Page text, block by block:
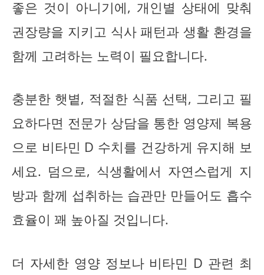
좋은 것이 아니기에, 개인별 상태에 맞춰
권장량을 지키고 식사 패턴과 생활 환경을
함께 고려하는 노력이 필요합니다.
충분한 햇볕, 적절한 식품 선택, 그리고 필
요하다면 전문가 상담을 통한 영양제 복용
으로 비타민 D 수치를 건강하게 유지해 보
세요. 덤으로, 식생활에서 자연스럽게 지
방과 함께 섭취하는 습관만 만들어도 흡수
효율이 꽤 높아질 것입니다.
더 자세한 영양 정보나 비타민 D 관련 최